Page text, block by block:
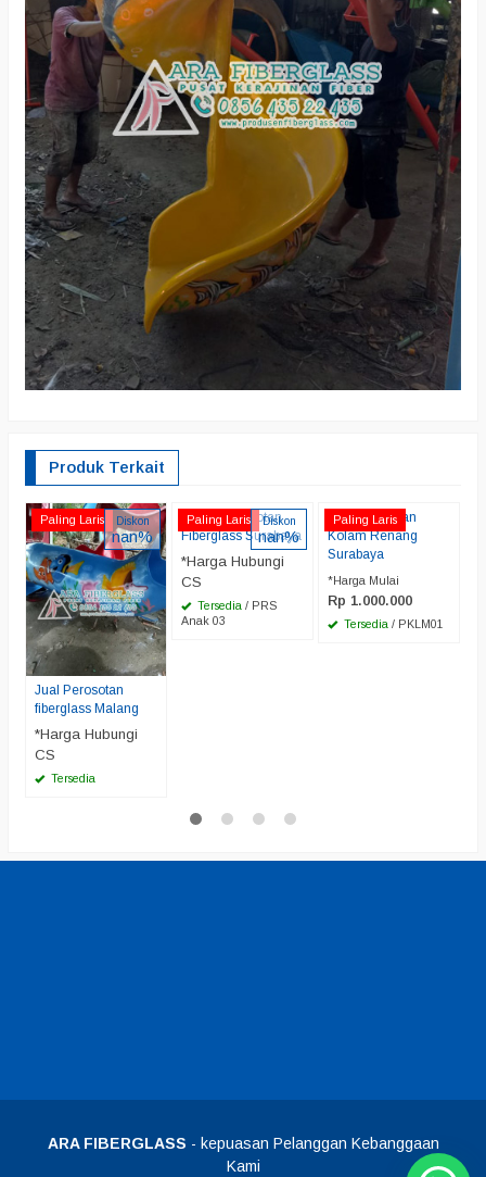
Produk Terkait
Paling Laris Diskon
nan%
Jual Perosotan
fiberglass Malang
*Harga Hubungi
CS
Tersedia
Paling Laris Diskon
nan%
Grosir Perosotan
Fiberglass Surabaya
*Harga Hubungi
CS
Tersedia / PRS
Anak 03
Paling Laris
Jual Perosotan
Kolam Renang
Surabaya
*Harga Mulai
Rp 1.000.000
Tersedia / PKLM01
ARA FIBERGLASS - kepuasan Pelanggan Kebanggaan
Kami